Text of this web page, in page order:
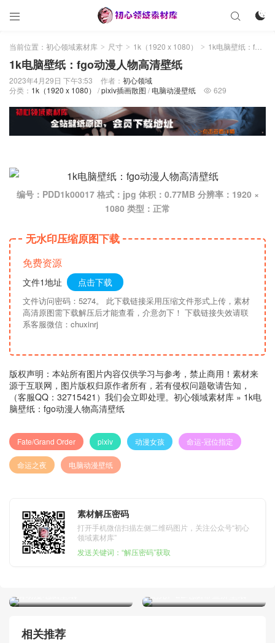
 

当前位置： 初心领域素材库 > 尺寸 > 1k（1920 x 1080） > 1k电脑壁纸：fgo动漫人物高清壁纸
1k电脑壁纸：fgo动漫人物高清壁纸
2023年4月29日 下午3:53 作者： 初心领域
分类： 1k（1920 x 1080） /pixiv插画散图 / 电脑动漫壁纸  629
编号：PDD1k00017 格式：jpg 体积：0.77MB 分辨率：1920 ×
1080 类型：正常
无水印压缩原图下载
免费资源
文件1地址 点击下载
文件访问密码：5274。 此下载链接采用压缩文件形式上传，素材
高清原图需下载解压后才能查看，介意勿下！ 下载链接失效请联
系客服微信：chuxinrj
版权声明：本站所有图片内容仅供学习与参考，禁止商用！素材来
源于互联网，图片版权归原作者所有，若有侵权问题敬请告知，
（客服QQ：32715421）我们会立即处理。 初心领域素材库 » 1k电
脑壁纸：fgo动漫人物高清壁纸
Fate/Grand Order pixiv 动漫女孩 命运-冠位指定
命运之夜 电脑动漫壁纸
素材解压密码
打开手机微信扫描左侧二维码图片，关注公众号“初心
领域素材库”
发送关键词：“解压密码”获取
清动漫电脑壁纸
纪元》2B电脑带鱼屏壁纸
相关推荐